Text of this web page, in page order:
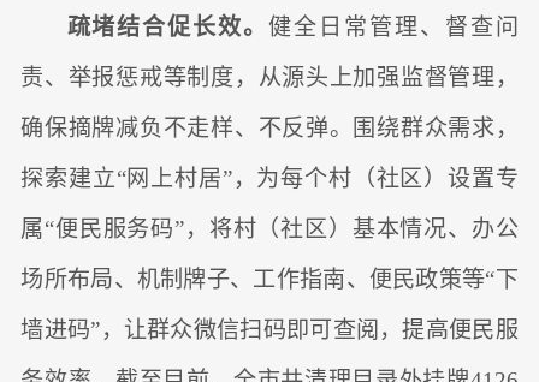
疏堵结合促长效。健全日常管理、督查问
责、举报惩戒等制度，从源头上加强监督管理，
确保摘牌减负不走样、不反弹。围绕群众需求，
探索建立“网上村居”，为每个村（社区）设置专
属“便民服务码”，将村（社区）基本情况、办公
场所布局、机制牌子、工作指南、便民政策等“下
墙进码”，让群众微信扫码即可查阅，提高便民服